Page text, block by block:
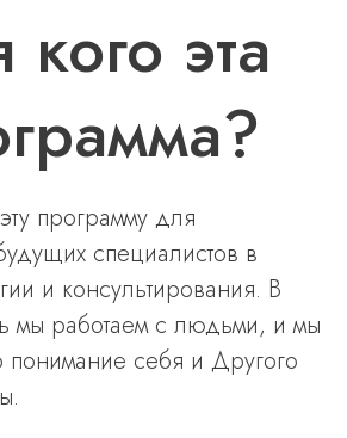
эта
программу для
специалистов в
и консультирования. В
мы работаем с людьми, и мы
понимание себя и Другого